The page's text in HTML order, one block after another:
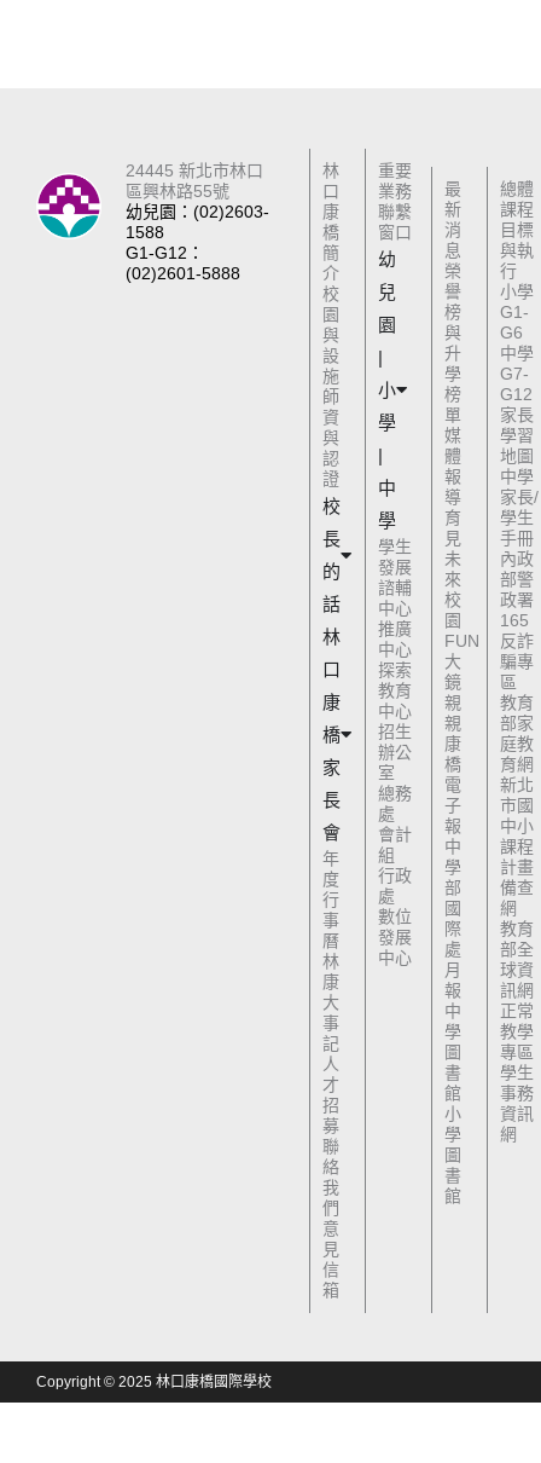
24445 新北市林口
區興林路55號
幼兒園：(02)2603-
1588
G1-G12：
(02)2601-5888
林
口
康
橋
簡
介
校
園
與
設
施
師
資
與
認
證
校
長
的
話
林
口
康
橋
家
長
會
年
度
行
事
曆
林
康
大
事
記
人
才
招
募
聯
絡
我
們
意
見
信
箱
重要
業務
聯繫
窗口
幼
兒
園
|
小
學
|
中
學
學生
發展
諮輔
中心
推廣
中心
探索
教育
中心
招生
辦公
室
總務
處
會計
組
行政
處
數位
發展
中心
最
新
消
息
榮
譽
榜
與
升
學
榜
單
媒
體
報
導
育
見
未
來
校
園
FUN
大
鏡
親
親
康
橋
電
子
報
中
學
部
國
際
處
月
報
中
學
圖
書
館
小
學
圖
書
館
總體
課程
目標
與執
行
小學
G1-
G6
中學
G7-
G12
家長
學習
地圖
中學
家長/
學生
手冊
內政
部警
政署
165
反詐
騙專
區
教育
部家
庭教
育網
新北
市國
中小
課程
計畫
備查
網
教育
部全
球資
訊網
正常
教學
專區
學生
事務
資訊
網
Copyright © 2025 林口康橋國際學校